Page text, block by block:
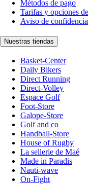
Métodos de pago
Tarifas y opciones
Aviso de
Nuestras tiendas
Basket-Center
Daily Bikers
Direct Running
Direct-Volley
Espace Golf
Foot-Store
Galope-Store
Golf and co
Handball-Store
House of Rugby
La sellerie de Maé
Made in Paradis
Nauti-wave
On-Fight